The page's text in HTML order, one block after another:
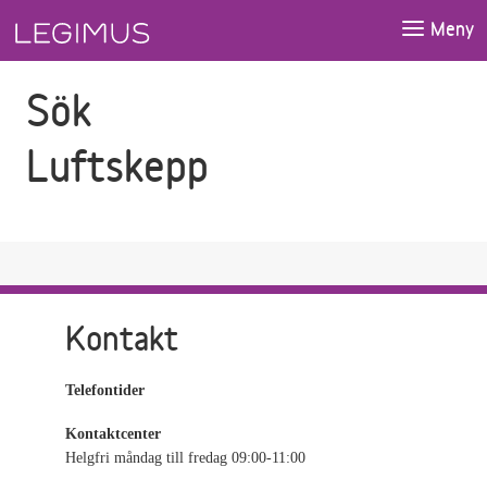
Meny
Sök
Luftskepp
Kontakt
Telefontider
Kontaktcenter
Helgfri måndag till fredag 09:00-11:00